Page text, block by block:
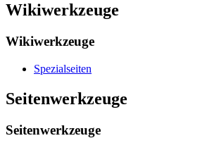
Wikiwerkzeuge
Wikiwerkzeuge
Spezialseiten
Seitenwerkzeuge
Seitenwerkzeuge